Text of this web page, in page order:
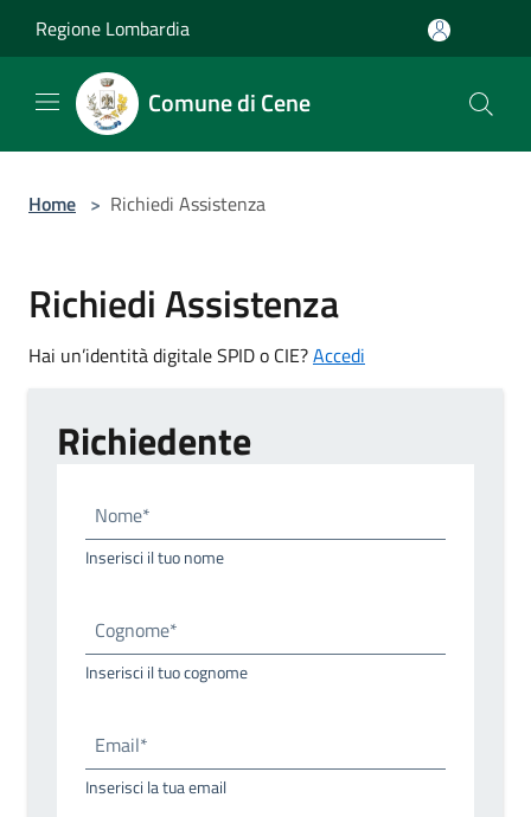
Regione Lombardia
Comune di Cene
Home > Richiedi Assistenza
Richiedi Assistenza
Hai un’identità digitale SPID o CIE?Accedi
Richiedente
Nome*
Inserisci il tuo nome
Cognome*
Inserisci il tuo cognome
Email*
Inserisci la tua email